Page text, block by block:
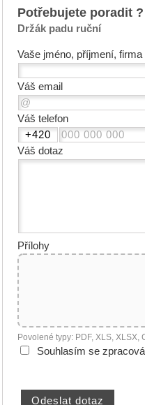
Potřebujete poradit ?
Držák padu ruční
Vaše jméno, příjmení, firma
Váš email
Váš telefon
Váš dotaz
Přílohy
Povolené typy: PDF, XLS, XLSX,
Souhlasím se